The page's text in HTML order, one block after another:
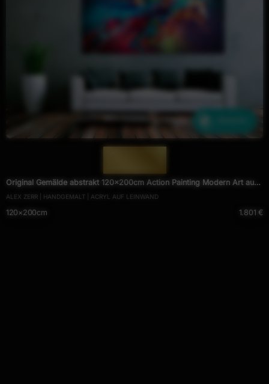
Original Gemälde abstrakt 120x200cm Action Painting Modern Art auf
Leinwand Mischtechnik schwarz NEON bunt blau
ALEX ZERR | HANDGEMALT | ACRYL AUF LEINWAND
120×200cm 1.801 €